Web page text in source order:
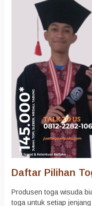
Daftar Pilihan
Produsen toga wisuda
toga untuk setiap